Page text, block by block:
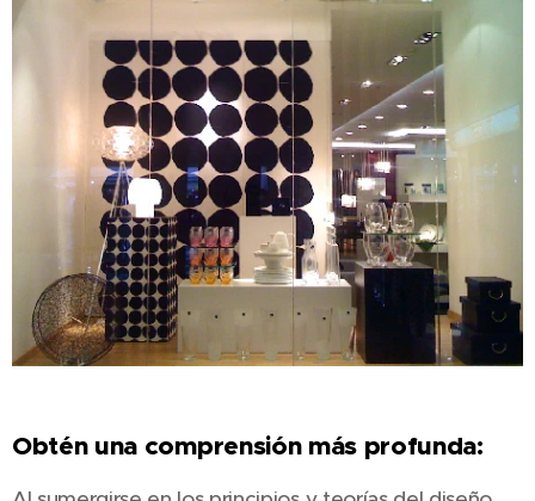
Obtén una comprensión más profunda: